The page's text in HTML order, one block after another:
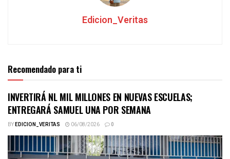
Edicion_Veritas
Recomendado para ti
INVERTIRÁ NL MIL MILLONES EN NUEVAS ESCUELAS;
ENTREGARÁ SAMUEL UNA POR SEMANA
BYEDICION_VERITAS 06/08/2026 0